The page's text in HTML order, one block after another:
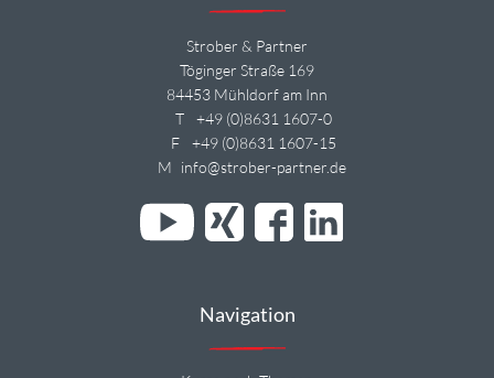
Strober & Partner
Töginger Straße 169
84453 Mühldorf am Inn
T
+49 (0)8631 1607-0
F
+49 (0)8631 1607-15
M info@strober-partner.de
Navigation